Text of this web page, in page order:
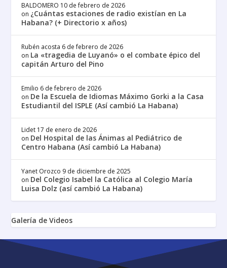
BALDOMERO 10 de febrero de 2026
on ¿Cuántas estaciones de radio existían en La
Habana? (+ Directorio x años)
Rubén acosta 6 de febrero de 2026
on La «tragedia de Luyanó» o el combate épico del
capitán Arturo del Pino
Emilio 6 de febrero de 2026
on De la Escuela de Idiomas Máximo Gorki a la Casa
Estudiantil del ISPLE (Así cambió La Habana)
Lidet 17 de enero de 2026
on Del Hospital de las Ánimas al Pediátrico de
Centro Habana (Así cambió La Habana)
Yanet Orozco 9 de diciembre de 2025
on Del Colegio Isabel la Católica al Colegio María
Luisa Dolz (así cambió La Habana)
Galería de Videos